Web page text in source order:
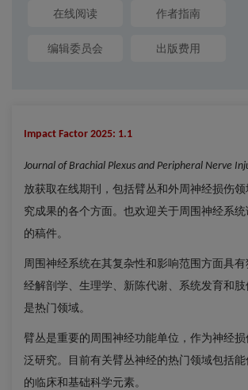
在线阅读 作者指南
编辑委员会 出版费用
Impact Factor 2025: 1.1
Journal of Brachial Plexus and Peripheral Nerve
放获取在线期刊，包括臂丛和外周神经损伤
究成果的各个方面。也欢迎关于周围神经系
的稿件。
周围神经系统在其复杂性和影响范围方面具
经解剖学、生理学、新陈代谢、系统发育和
是热门领域。
臂丛是重要的周围神经功能单位，作为神经
泛研究。目前有关臂丛神经的热门领域包括
的临床和基础科学元素。